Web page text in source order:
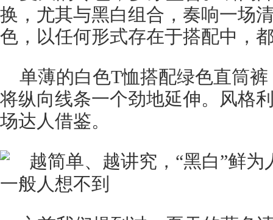
换，尤其与黑白组合，奏响一场
色，以任何形式存在于搭配中，
单薄的白色T恤搭配绿色直筒
将纵向线条一个劲地延伸。风格
场达人借鉴。